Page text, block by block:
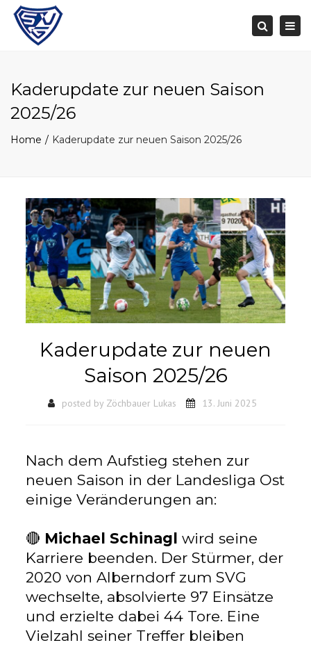
Kaderupdate zur neuen Saison
2025/26
Home Kaderupdate zur neuen Saison 2025/26
Kaderupdate zur neuen
Saison 2025/26
posted by Zöchbauer Lukas 13. Juni 2025
Nach dem Aufstieg stehen zur
neuen Saison in der Landesliga Ost
einige Veränderungen an:
🔴 Michael Schinagl wird seine
Karriere beenden. Der Stürmer, der
2020 von Alberndorf zum SVG
wechselte, absolvierte 97 Einsätze
und erzielte dabei 44 Tore. Eine
Vielzahl seiner Treffer bleiben